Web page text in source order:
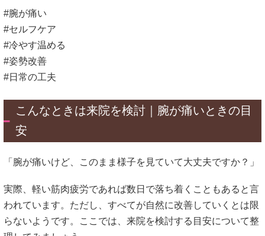
#腕が痛い
#セルフケア
#冷やす温める
#姿勢改善
#日常の工夫
こんなときは来院を検討｜腕が痛いときの目
安
「腕が痛いけど、このまま様子を見ていて大丈夫ですか？」
実際、軽い筋肉疲労であれば数日で落ち着くこともあると言
われています。ただし、すべてが自然に改善していくとは限
らないようです。ここでは、来院を検討する目安について整